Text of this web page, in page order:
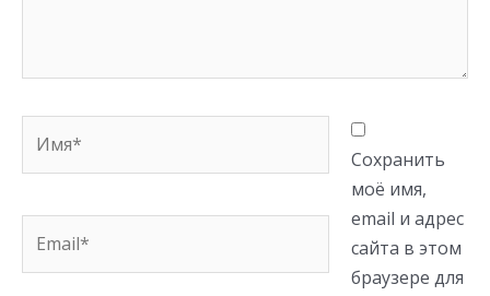
Сохранить
моё имя,
email и адрес
сайта в этом
браузере для